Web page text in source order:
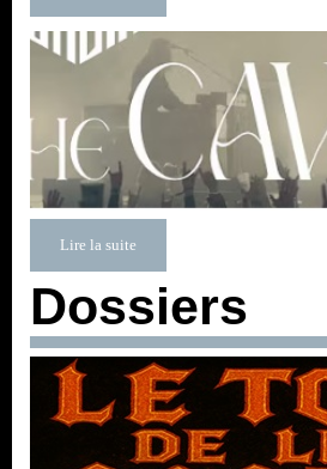
Lire la suite
Dossiers